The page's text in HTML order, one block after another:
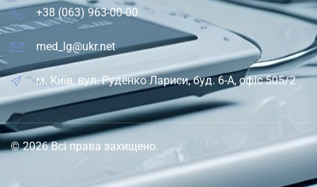
+38 (063) 963-00-00
med_lg@ukr.net
м. Київ, вул. Руденко Лариси, буд. 6-А, офіс 505/2
© 2026 Всі права захищено.